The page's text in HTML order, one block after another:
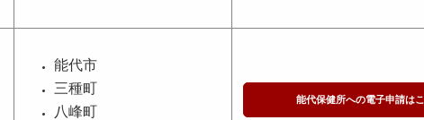
能代市
三種町
八峰町
能代保健所への電子申請は